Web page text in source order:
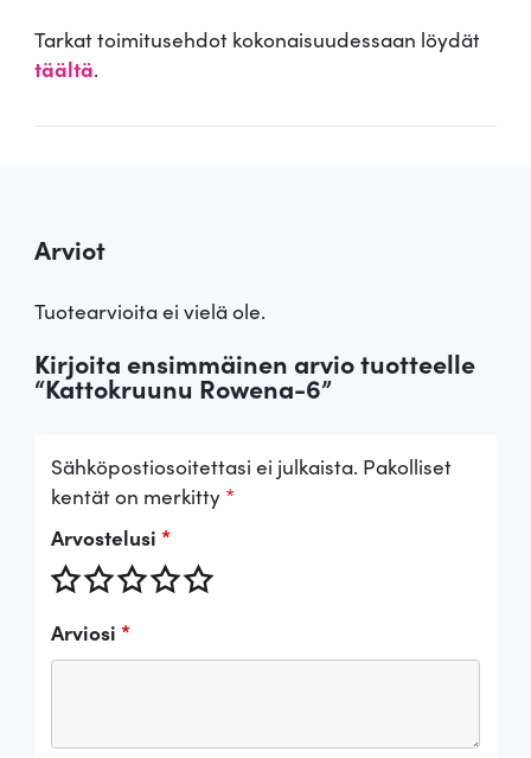
Tarkat toimitusehdot kokonaisuudessaan löydät
täältä.
Arviot
Tuotearvioita ei vielä ole.
Kirjoita ensimmäinen arvio tuotteelle
“Kattokruunu Rowena-6”
Sähköpostiosoitettasi ei julkaista. Pakolliset
kentät on merkitty *
Arvostelusi *
Arviosi *